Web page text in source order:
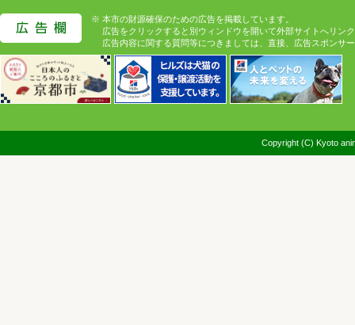
※ 本市の財源確保のための広告を掲載しています。
広告をクリックすると別ウィンドウを開いて外部サイトへリン
広告内容に関する質問等につきましては、直接、広告スポンサ
Copyright (C) Kyoto